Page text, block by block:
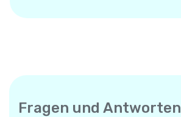
Fragen und Antworten